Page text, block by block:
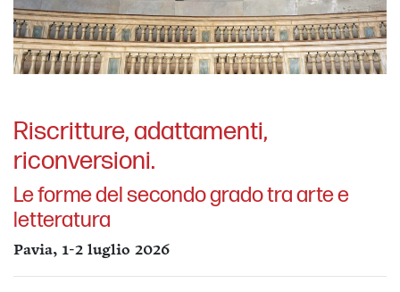
Riscritture, adattamenti,
riconversioni.
Le forme del secondo grado tra arte e
letteratura
Pavia, 1-2 luglio 2026